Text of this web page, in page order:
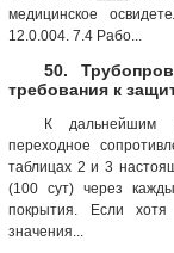
медицинское
12.0.004. 7.4 Рабо...
50.
требования к
К дальнейшим
переходное
таблицах 2 и 3
(100 сут) через
покрытия. Если
значения...